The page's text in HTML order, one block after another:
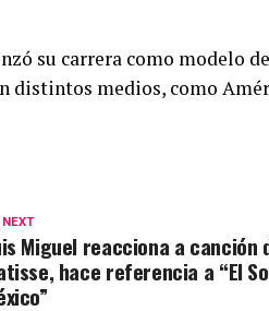
su carrera como modelo
distintos medios, como
NEXT
Miguel reacciona a canción
hace referencia a “El